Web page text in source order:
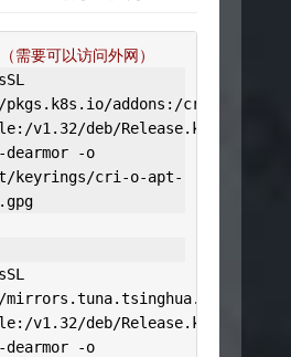
需要可以访问外网）
pkgs . k8s . io/addons :/cri
:/v1 . 32/deb/Release.
dearmor - o
/keyrings/cri -o-apt-
gpg
mirrors .tuna.tsinghua.
:/v1 . 32/deb/Release.
dearmor - o